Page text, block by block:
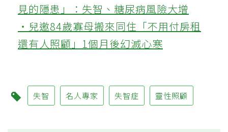
見的隱患」：失智、糖尿病風險大增
‧兒邀84歲寡母搬來同住「不用付房租
還有人照顧」1個月後幻滅心寒
失智 名人專家 失智症 靈性照顧